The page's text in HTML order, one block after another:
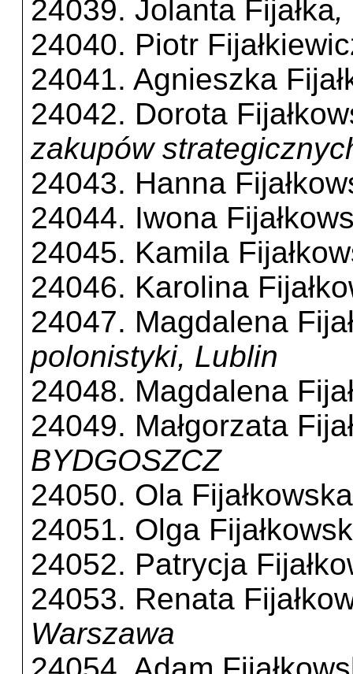
24039. Jolanta Fijałka,
24040. Piotr
24041. Agnieszka
24042. Dorota
zakupów
24043. Hanna
24044. Iwona
24045. Kamila
24046. Karolina
24047. Magdalena
polonistyki, Lublin
24048. Magdalena
24049. Małgorzata
BYDGOSZCZ
24050. Ola Fijałkowska
24051. Olga
24052. Patrycja
24053. Renata
Warszawa